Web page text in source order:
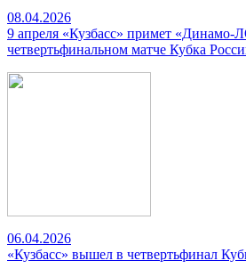
08.04.2026
9 апреля «Кузбасс» примет «Динамо-
четвертьфинальном матче Кубка
06.04.2026
«Кузбасс» вышел в четвертьфинал